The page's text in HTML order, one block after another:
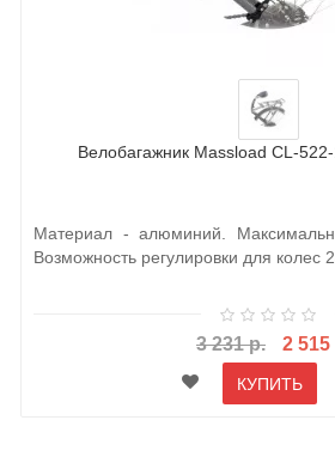
Велобагажник Massload CL-
Материал - алюминий.
Возможность регулировки для колес
3 231 р. 2 515
КУПИТЬ